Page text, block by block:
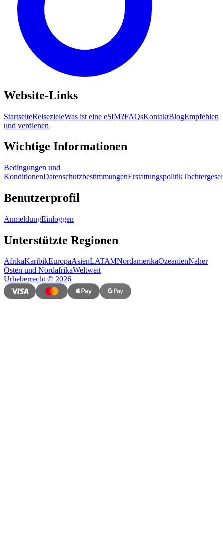
Website-Links
StartseiteReisezieleWas ist eine eSIM?FAQsKontaktBlogEmpfehlen
und verdienen
Wichtige Informationen
Bedingungen und
KonditionenDatenschutzbestimmungenErstattungspolitik
Benutzerprofil
AnmeldungEinloggen
Unterstützte Regionen
AfrikaKaribikEuropaAsienLATAMNordamerikaOzeanienNaher
Osten und NordafrikaWeltweit
Urheberrecht© 2026